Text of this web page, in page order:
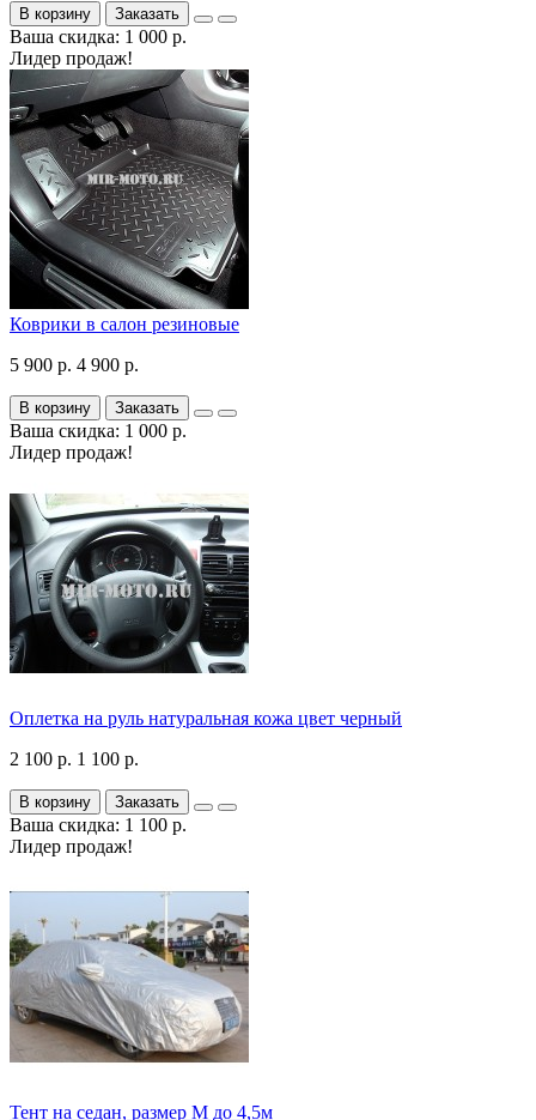
В корзину Заказать
Ваша скидка: 1 000 р.
Лидер продаж!
Коврики в салон резиновые
5 900 р. 4 900 р.
В корзину Заказать
Ваша скидка: 1 000 р.
Лидер продаж!
Оплетка на руль натуральная кожа цвет черный
2 100 р. 1 100 р.
В корзину Заказать
Ваша скидка: 1 100 р.
Лидер продаж!
Тент на седан, размер М до 4,5м